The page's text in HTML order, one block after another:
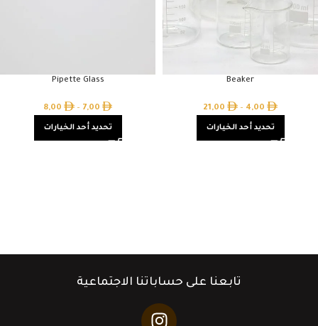
Beaker
4,00
–
21,00
تحديد أحد الخيارات
Pipette Glass
7,00
–
8,00
تحديد أحد الخيارات
تابعنا على حساباتنا الاجتماعية